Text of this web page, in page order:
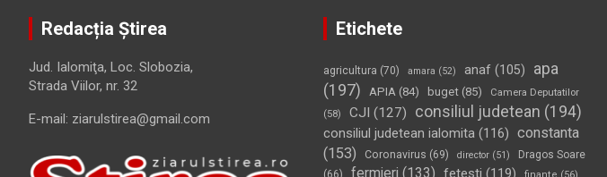
Redacția Știrea
Jud. Ialomiţa, Loc. Slobozia,
Strada Viilor, nr. 32
E-mail: ziarulstirea@gmail.com
Etichete
agricultura (70) amara (52) anaf(105)
apa
(197)
APIA(84) buget(85)
Camera Deputatilor
(58)
CJI (127) consiliul judetean (194)
consiliul judetean ialomita(116) constanta
(153)
Coronavirus (69) director(51)
Dragos Soare
(66)
fermieri (133) fetesti (119)